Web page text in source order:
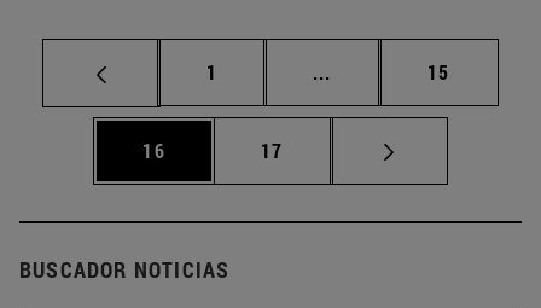
Página
1 ... Páginas intermedias
Página
15
Página
16 Página
17
BUSCADOR NOTICIAS